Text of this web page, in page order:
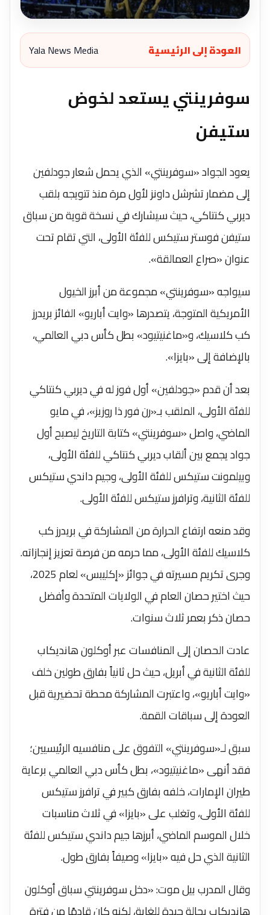
العودة إلى الرئيسية Yala News Media
سوفرينتي يستعد لخوض
ستيفن
يعود الجواد «سوفرينتي» الذي يحمل شعار جودلفين
إلى مضمار تشرشل داونز لأول مرة منذ تتويجه بلقب
ديربي كنتاكي، حيث سيشارك في نسخة قوية من سباق
ستيفن فوستر ستيكس للفئة الأولى، التي تقام تحت
عنوان «صراع العمالقة».
سيواجه «سوفرينتي» مجموعة من أبرز الخيول
الأمريكية المتوجة، يتصدرها «وايت أباريو» الفائز بريدرز
كب كلاسيك، و«ماغنيتيود» بطل كأس دبي العالمي،
بالإضافة إلى «بايزا».
بعد أن قدم «جودلفين» أول فوز له في ديربي كنتاكي
للفئة الأولى، الملقب بـ«رن فور ذا روزيز»، في مايو
الماضي، واصل «سوفرينتي» كتابة التاريخ ليصبح أول
جواد يجمع بين ألقاب ديربي كنتاكي للفئة الأولى،
وبيلمونت ستيكس للفئة الأولى، وجيم داندي ستيكس
للفئة الثانية، وترافرز ستيكس للفئة الأولى.
وقد منعه ارتفاع الحرارة من المشاركة في بريدرز كب
كلاسيك للفئة الأولى، مما حرمه من فرصة تعزيز إنجازاته.
وجرى تكريم مسيرته في جوائز «إكليبس» لعام 2025،
حيث اختير حصان العام في الولايات المتحدة وأفضل
حصان ذكر بعمر ثلاث سنوات.
عادت الحصان إلى المنافسات عبر أوكلون هانديكاب
للفئة الثانية في أبريل، حيث حل ثانياً بفارق طولين خلف
«وايت أباريو»، واعتبرت المشاركة محطة تحضيرية قبل
العودة إلى سباقات القمة.
سبق لـ«سوفرينتي» التفوق على منافسيه الرئيسيين؛
فقد أنهى «ماغنيتيود»، بطل كأس دبي العالمي برعاية
طيران الإمارات، خلفه بفارق كبير في ترافرز ستيكس
للفئة الأولى، وتغلب على «بايزا» في ثلاث مناسبات
خلال الموسم الماضي، أبرزها جيم داندي ستيكس للفئة
الثانية الذي حل فيه «بايزا» وصيفاً بفارق طول.
وقال المدرب بيل موت: «دخل سوفرينتي سباق أوكلون